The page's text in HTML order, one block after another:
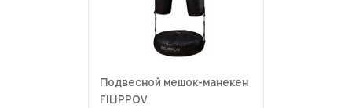
Подвесной мешок-манекен
FILIPPOV